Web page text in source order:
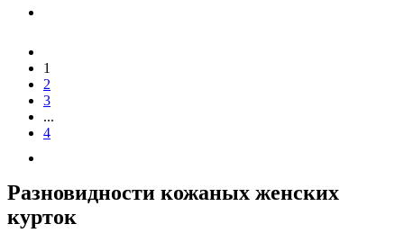
1
2
3
...
4
Разновидности кожаных женских
курток